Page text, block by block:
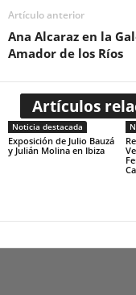
Artículo anterior
Ana Alcaraz en la
Amador de los Ríos
Artículos
Noticia destacada
Exposición de Julio Bauzá
y Julián Molina en Ibiza